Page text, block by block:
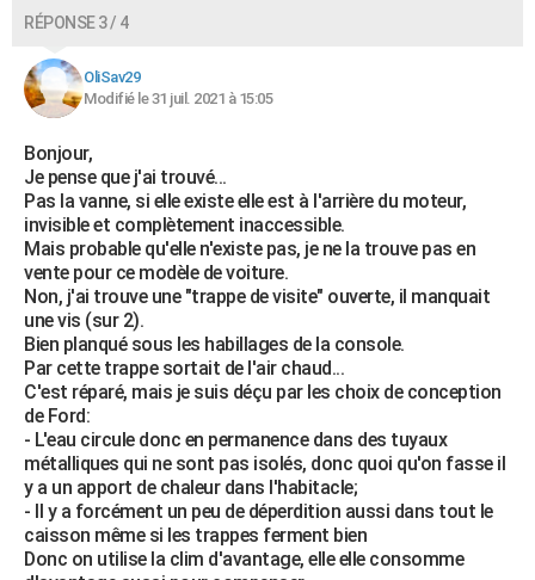
RÉPONSE 3 / 4
OliSav29
Modifié le 31 juil. 2021 à 15:05
Bonjour,
Je pense que j'ai trouvé...
Pas la vanne, si elle existe elle est à l'arrière du moteur,
invisible et complètement inaccessible.
Mais probable qu'elle n'existe pas, je ne la trouve pas en
vente pour ce modèle de voiture.
Non, j'ai trouve une "trappe de visite" ouverte, il manquait
une vis (sur 2).
Bien planqué sous les habillages de la console.
Par cette trappe sortait de l'air chaud...
C'est réparé, mais je suis déçu par les choix de conception
de Ford:
- L'eau circule donc en permanence dans des tuyaux
métalliques qui ne sont pas isolés, donc quoi qu'on fasse il
y a un apport de chaleur dans l'habitacle;
- Il y a forcément un peu de déperdition aussi dans tout le
caisson même si les trappes ferment bien
Donc on utilise la clim d'avantage, elle elle consomme